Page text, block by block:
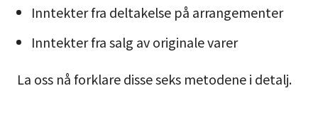
Inntekter fra deltakelse på arrangementer
Inntekter fra salg av originale varer
La oss nå forklare disse seks metodene i detalj.